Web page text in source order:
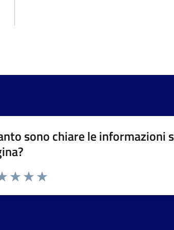
sono chiare le informazioni
1 a 5 stelle la pagina